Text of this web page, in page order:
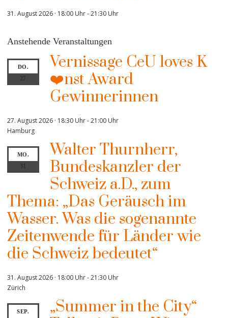
31. August 2026 · 18:00 Uhr-21:30 Uhr
Anstehende Veranstaltungen
DO.
27
Vernissage CeU loves K
❤️nst Award
Gewinnerinnen
27. August 2026 · 18:30 Uhr-21:00 Uhr
Hamburg
MO.
31
Walter Thurnherr,
Bundeskanzler der
Schweiz a.D., zum
Thema: „Das Geräusch im
Wasser. Was die sogenannte
Zeitenwende für Länder wie
die Schweiz bedeutet“
31. August 2026 · 18:00 Uhr-21:30 Uhr
Zürich
SEP.
„Summer in the City“